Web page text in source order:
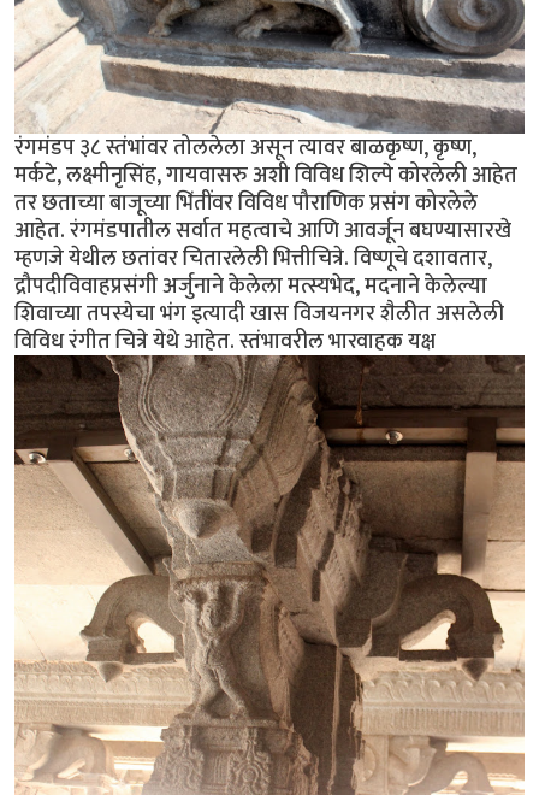
रंगमंडप ३८ स्तंभांवर तोललेला असून त्यावर बाळकृष्ण, कृष्ण,
मर्कटे, लक्ष्मीनृसिंह, गायवासरु अशी विविध शिल्पे कोरलेली आहेत
तर छताच्या बाजूच्या भिंतींवर विविध पौराणिक प्रसंग कोरलेले
आहेत. रंगमंडपातील सर्वात महत्वाचे आणि आवर्जून बघण्यासारखे
म्हणजे येथील छतांवर चितारलेली भित्तीचित्रे. विष्णूचे दशावतार,
द्रौपदीविवाहप्रसंगी अर्जुनाने केलेला मत्स्यभेद, मदनाने केलेल्या
शिवाच्या तपस्येचा भंग इत्यादी खास विजयनगर शैलीत असलेली
विविध रंगीत चित्रे येथे आहेत. स्तंभावरील भारवाहक यक्ष